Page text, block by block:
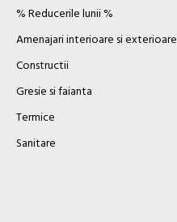
% Reducerile lunii %
Amenajari interioare si exterioare
Constructii
Gresie si faianta
Termice
Sanitare